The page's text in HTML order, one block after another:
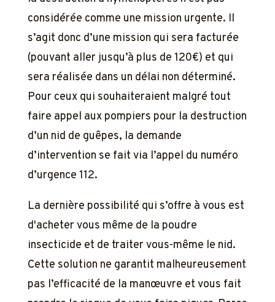
considérée comme une mission urgente. Il
s’agit donc d’une mission qui sera facturée
(pouvant aller jusqu’à plus de 120€) et qui
sera réalisée dans un délai non déterminé.
Pour ceux qui souhaiteraient malgré tout
faire appel aux pompiers pour la destruction
d’un nid de guêpes, la demande
d’intervention se fait via l’appel du numéro
d’urgence 112.
La dernière possibilité qui s’offre à vous est
d'acheter vous même de la poudre
insecticide et de traiter vous-même le nid.
Cette solution ne garantit malheureusement
pas l’efficacité de la manœuvre et vous fait